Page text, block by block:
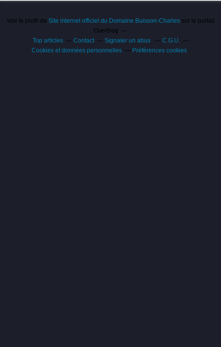
Voir le profil de Site internet officiel du Domaine Buisson-Charlessur le portail
Overblog
Top articles
Contact Signaler un abus
C.G.U.
Cookies et données personnelles
Préférences cookies